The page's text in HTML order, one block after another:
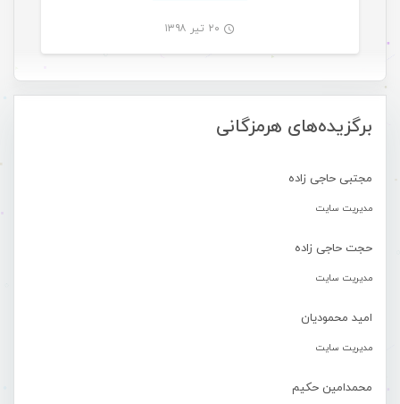
برگزیده‌های هرمزگانی
مجتبی حاجی زاده
مدیریت سایت
حجت حاجی زاده
مدیریت سایت
امید محمودیان
مدیریت سایت
محمدامین حکیم
۲۰ تیر ۱۳۹۸